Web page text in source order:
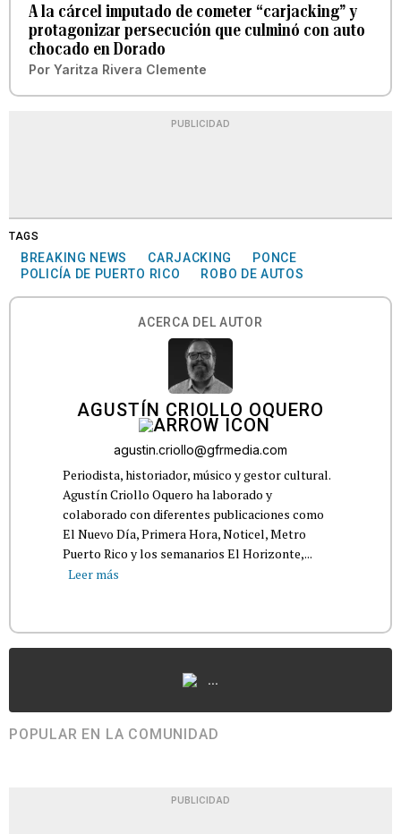
A la cárcel imputado de cometer “carjacking” y
protagonizar persecución que culminó con auto
chocado en Dorado
Por Yaritza Rivera Clemente
PUBLICIDAD
TAGS
BREAKING NEWS CARJACKING
PONCE
POLICÍA DE PUERTO RICO
ROBO DE AUTOS
ACERCA DEL AUTOR
AGUSTÍN CRIOLLO OQUERO
agustin.criollo@gfrmedia.com
Periodista, historiador, músico y gestor cultural.
Agustín Criollo Oquero ha laborado y
colaborado con diferentes publicaciones como
El Nuevo Día, Primera Hora, Noticel, Metro
Puerto Rico y los semanarios El Horizonte,...
Leer más
...
POPULAR EN LA COMUNIDAD
PUBLICIDAD